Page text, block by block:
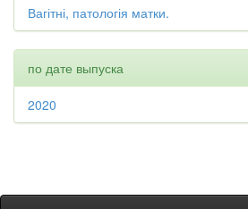
Вагітні, патологія матки.
по дате выпуска
2020